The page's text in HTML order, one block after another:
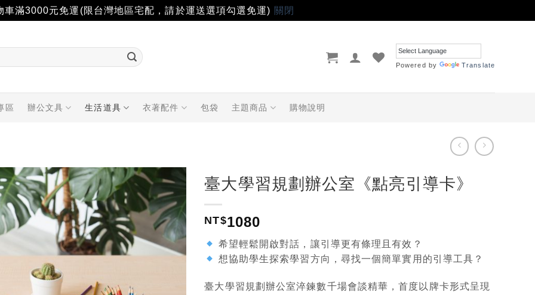
車滿3000元免運(限台灣地區宅配，請於運送選項勾選免運) 關閉
Powered by Translate
區 辦公文具 生活道具 衣著配件 包袋 主題商品 購物說明
加入
「願
望輕
單」
臺大學習規劃辦公室《點亮引導卡》
NT$1080
希望輕鬆開啟對話，讓引導更有條理且有效？
想協助學生探索學習方向，尋找一個簡單實用的引導工具？
臺大學習規劃辦公室淬鍊數千場會談精華，首度以牌卡形式呈現